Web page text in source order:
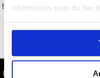
information som du har
FRÅGA OSS OM VARAN
INFORMATION